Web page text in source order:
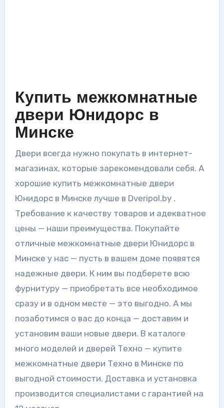
Купить межкомнатные
двери Юнидорс в
Минске
Двери всегда нужно покупать в интернет-
магазинах, которые зарекомендовали себя. А
хорошие купить межкомнатные двери
Юнидорс в Минске лучше в Dveripol.by .
Требование к качеству товаров и адекватное
цены — наши преимущества. Покупайте
отличные межкомнатные двери Юнидорс в
Минске у нас — пусть в вашем доме появятся
надежные двери. К ним вы подберете всю
фурнитуру — приобретать все необходимое
сразу и в одном месте — это выгодно. А мы
позаботимся о вас до конца — доставим и
установим ваши новые двери. В каталоге
много моделей и дверей Техно — купите
межкомнатные двери Техно в Минске по
выгодной стоимости. Доставка и установка
производится специалистами с гарантией на